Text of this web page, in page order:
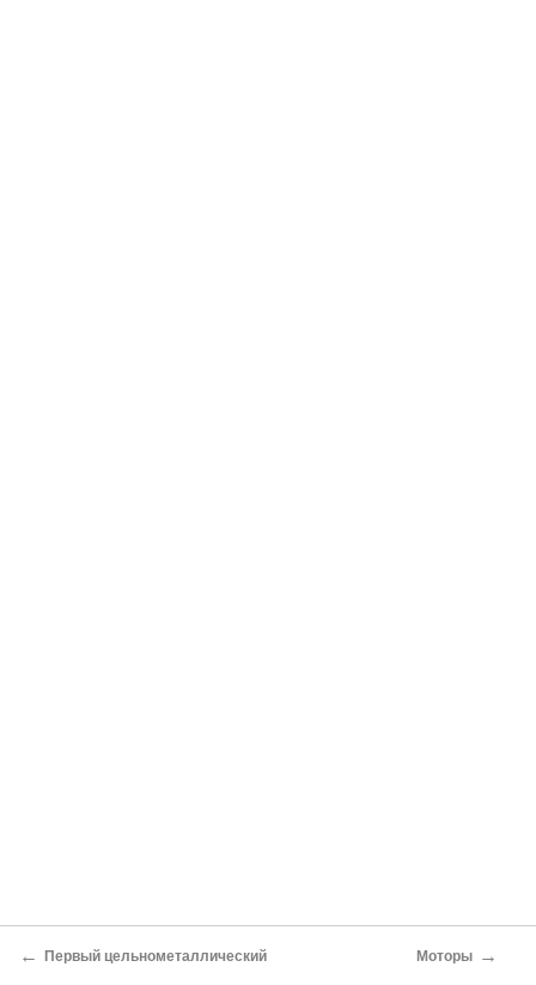
← Первый цельнометаллический Моторы →